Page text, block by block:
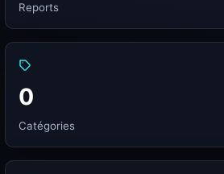
Reports
0
Catégories